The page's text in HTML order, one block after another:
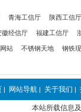
青海工信厅 陕西工信厅
徽经信厅 福建工信厅
站 不锈钢天地 钢铁
| 网站导航 | 关于我们 |
本站所载信息